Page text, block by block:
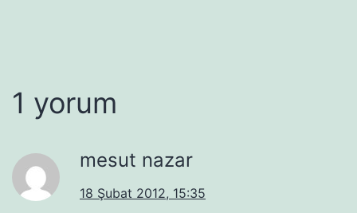
1 yorum
mesut nazar
18 Şubat 2012, 15:35